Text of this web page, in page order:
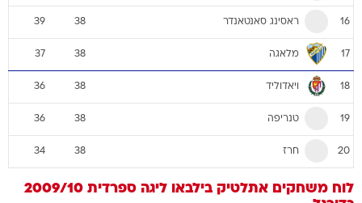
16 ראסינג סאנטאנדר 38
39
17 מלאגה 38
37
18 ויאדוליד 38
36
19 טנריפה 38
36
20 חרז 38
34
לוח משחקים אתלטיק בילבאו ליגה ספרדית 2009/10